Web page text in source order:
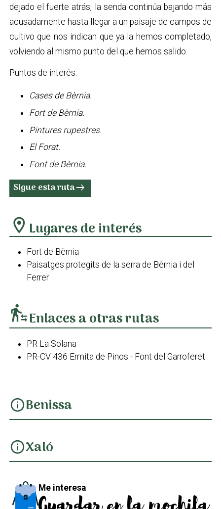
dejado el fuerte atrás, la senda continúa bajando más
acusadamente hasta llegar a un paisaje de campos de
cultivo que nos indican que ya la hemos completado,
volviendo al mismo punto del que hemos salido.
Puntos de interés:
Cases de Bèrnia.
Fort de Bèrnia.
Pintures rupestres.
El Forat.
Font de Bèrnia.
Sigue esta rutaarrow_right_alt
location_on Lugares de interés
Fort de Bèrnia
Paisatges protegits de la serra de Bèrnia i del
Ferrer
transfer_within_a_stationEnlaces a otras rutas
PR La Solana
PR-CV 436 Ermita de Pinos - Font del Garroferet
infoBenissa
infoXaló
Me interesa
Guardar en la mochila